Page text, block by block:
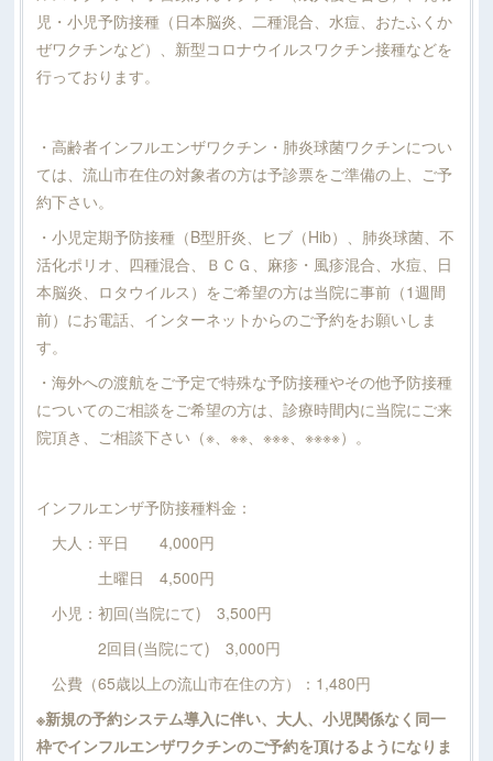
児・小児予防接種（日本脳炎、二種混合、水痘、おたふくか
ぜワクチンなど）、新型コロナウイルスワクチン接種などを
行っております。
・高齢者インフルエンザワクチン・肺炎球菌ワクチンについ
ては、流山市在住の対象者の方は予診票をご準備の上、ご予
約下さい。
・小児定期予防接種（B型肝炎、ヒブ（Hib）、肺炎球菌、不
活化ポリオ、四種混合、ＢＣＧ、麻疹・風疹混合、水痘、日
本脳炎、ロタウイルス）をご希望の方は当院に事前（1週間
前）にお電話、インターネットからのご予約をお願いしま
す。
・海外への渡航をご予定で特殊な予防接種やその他予防接種
についてのご相談をご希望の方は、診療時間内に当院にご来
院頂き、ご相談下さい（※、※※、※※※、※※※※）。
インフルエンザ予防接種料金：
大人：平日 4,000円
土曜日 4,500円
小児：初回(当院にて) 3,500円
2回目(当院にて) 3,000円
公費（65歳以上の流山市在住の方）：1,480円
※新規の予約システム導入に伴い、大人、小児関係なく同一
枠でインフルエンザワクチンのご予約を頂けるようになりま